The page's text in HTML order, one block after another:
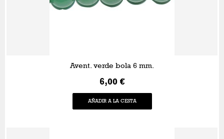
Avent. verde bola 6 mm.
6,00 €
AÑADIR A LA CESTA